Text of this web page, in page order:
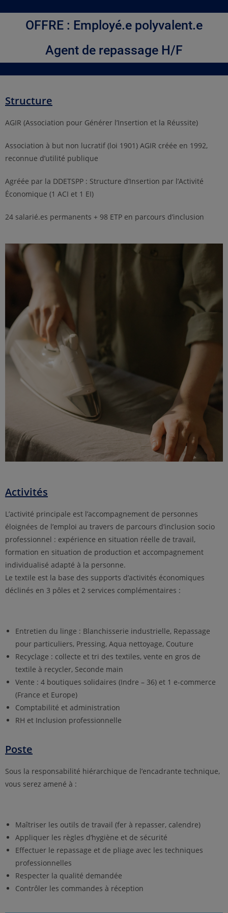
OFFRE : Employé.e polyvalent.e
Agent de repassage H/F
Structure
AGIR (Association pour Générer l’Insertion et la Réussite)
Association à but non lucratif (loi 1901) AGIR créée en 1992,
reconnue d’utilité publique
Agréée par la DDETSPP : Structure d’Insertion par l’Activité
Économique (1 ACI et 1 EI)
24 salarié.es permanents + 98 ETP en parcours d’inclusion
Activités
L’activité principale est l’accompagnement de personnes
éloignées de l’emploi au travers de parcours d’inclusion socio
professionnel : expérience en situation réelle de travail,
formation en situation de production et accompagnement
individualisé adapté à la personne.
Le textile est la base des supports d’activités économiques
déclinés en 3 pôles et 2 services complémentaires :
Entretien du linge : Blanchisserie industrielle, Repassage
pour particuliers, Pressing, Aqua nettoyage, Couture
Recyclage : collecte et tri des textiles, vente en gros de
textile à recycler, Seconde main
Vente : 4 boutiques solidaires (Indre – 36) et 1 e-commerce
(France et Europe)
Comptabilité et administration
RH et Inclusion professionnelle
Poste
Sous la responsabilité hiérarchique de l’encadrante technique,
vous serez amené à :
Maîtriser les outils de travail (fer à repasser, calendre)
Appliquer les règles d’hygiène et de sécurité
Effectuer le repassage et de pliage avec les techniques
professionnelles
Respecter la qualité demandée
Contrôler les commandes à réception